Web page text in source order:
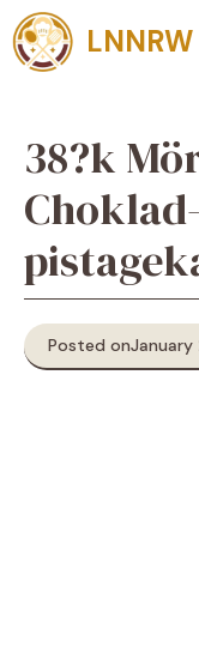
Skip
to
content
LNNRW
38?k
Posted on